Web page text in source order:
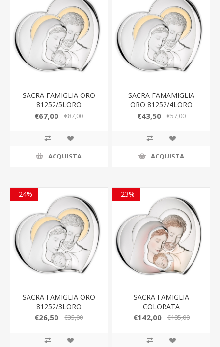
SACRA FAMIGLIA ORO
81252/5LORO
€67,00 €87,00
ACQUISTA
SACRA FAMAMIGLIA
ORO 81252/4LORO
€43,50 €57,00
ACQUISTA
-24%
SACRA FAMIGLIA ORO
81252/3LORO
€26,50 €35,00
-23%
SACRA FAMIGLIA
COLORATA
81252/7LCOL
€142,00 €185,00